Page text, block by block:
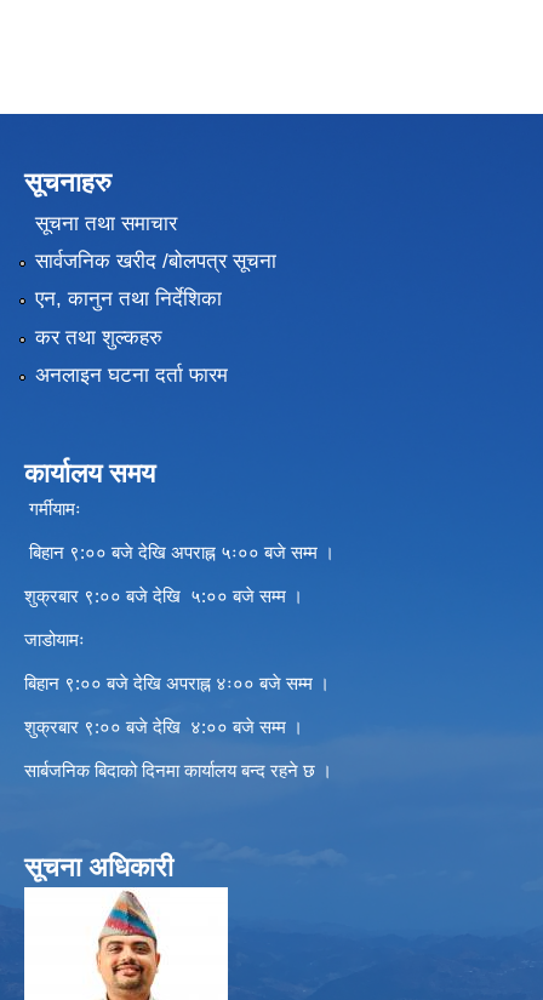
सूचनाहरु
सूचना तथा समाचार
सार्वजनिक खरीद /बोलपत्र सूचना
एन, कानुन तथा निर्देशिका
कर तथा शुल्कहरु
अनलाइन घटना दर्ता फारम
कार्यालय समय
गर्मीयामः
बिहान ९:०० बजे देखि अपराह्न ५ः०० बजे सम्म ।
शुक्रबार ९:०० बजे देखि ५:०० बजे सम्म ।
जाडोयामः
बिहान ९:०० बजे देखि अपराह्न ४ः०० बजे सम्म ।
शुक्रबार ९:०० बजे देखि ४:०० बजे सम्म ।
सार्बजनिक बिदाको दिनमा कार्यालय बन्द रहने छ ।
सूचना अधिकारी